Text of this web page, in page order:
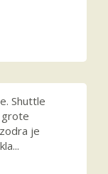
Shuttle
grote
je
...